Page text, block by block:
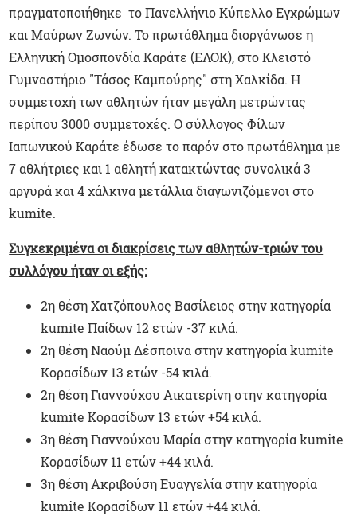
πραγματοποιήθηκε το Πανελλήνιο Κύπελλο Εγχρώμων
και Μαύρων Ζωνών. Το πρωτάθλημα διοργάνωσε η
Ελληνική Ομοσπονδία Καράτε (ΕΛΟΚ), στο Κλειστό
Γυμναστήριο "Τάσος Καμπούρης" στη Χαλκίδα. Η
συμμετοχή των αθλητών ήταν μεγάλη μετρώντας
περίπου 3000 συμμετοχές. Ο σύλλογος Φίλων
Ιαπωνικού Καράτε έδωσε το παρόν στο πρωτάθλημα με
7 αθλήτριες και 1 αθλητή κατακτώντας συνολικά 3
αργυρά και 4 χάλκινα μετάλλια διαγωνιζόμενοι στο
kumite.
Συγκεκριμένα οι διακρίσεις των αθλητών-τριών του
συλλόγου ήταν οι εξής:
2η θέση Χατζόπουλος Βασίλειος στην κατηγορία
kumite Παίδων 12 ετών -37 κιλά.
2η θέση Ναούμ Δέσποινα στην κατηγορία kumite
Κορασίδων 13 ετών -54 κιλά.
2η θέση Γιαννούχου Αικατερίνη στην κατηγορία
kumite Κορασίδων 13 ετών +54 κιλά.
3η θέση Γιαννούχου Μαρία στην κατηγορία kumite
Κορασίδων 11 ετών +44 κιλά.
3η θέση Ακριβούση Ευαγγελία στην κατηγορία
kumite Κορασίδων 11 ετών +44 κιλά.